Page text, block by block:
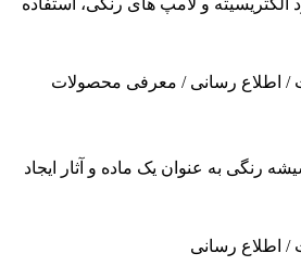
و لامپ های رنگی، استفاده
/ اطلاع رسانی / معرفی محصولات
رنگی به عنوان یک ماده و آثار ایجاد
/ اطلاع رسانی